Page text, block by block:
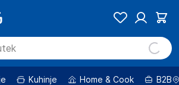
Kuhinje Home & Cook B2B